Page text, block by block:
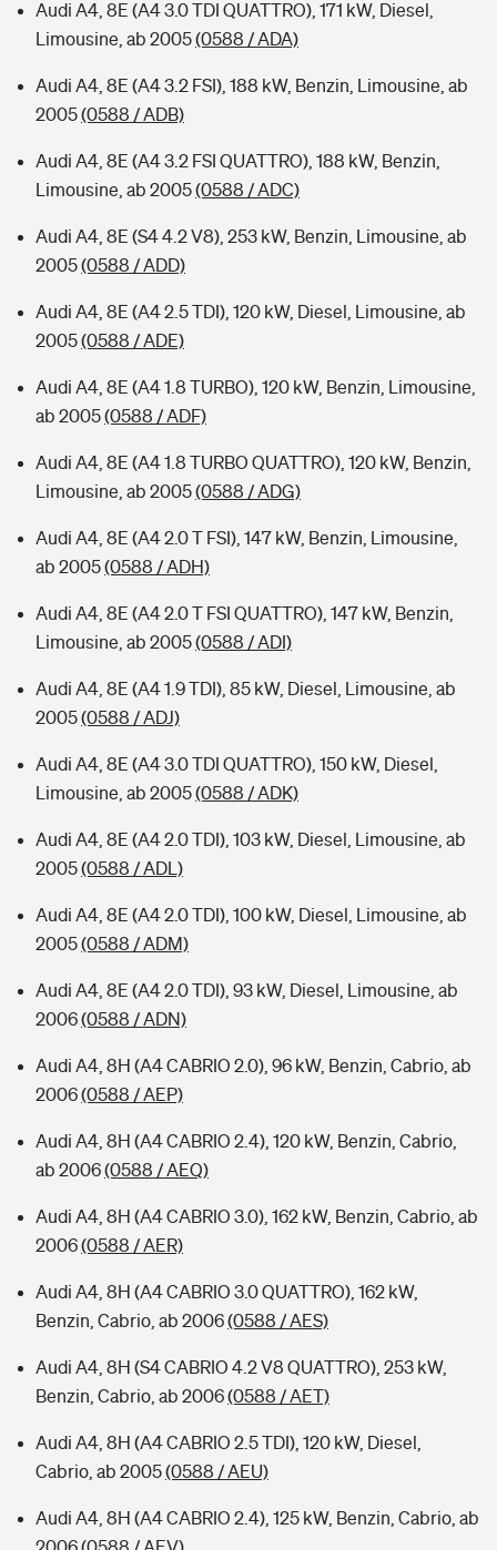
Audi A4, 8E (A4 3.0 TDI QUATTRO), 171 kW, Diesel,
Limousine, ab 2005(0588 / ADA)
Audi A4, 8E (A4 3.2 FSI), 188 kW, Benzin, Limousine, ab
2005(0588 / ADB)
Audi A4, 8E (A4 3.2 FSI QUATTRO), 188 kW, Benzin,
Limousine, ab 2005(0588 / ADC)
Audi A4, 8E (S4 4.2 V8), 253 kW, Benzin, Limousine, ab
2005(0588 / ADD)
Audi A4, 8E (A4 2.5 TDI), 120 kW, Diesel, Limousine, ab
2005(0588 / ADE)
Audi A4, 8E (A4 1.8 TURBO), 120 kW, Benzin, Limousine,
ab 2005(0588 / ADF)
Audi A4, 8E (A4 1.8 TURBO QUATTRO), 120 kW, Benzin,
Limousine, ab 2005(0588 / ADG)
Audi A4, 8E (A4 2.0 T FSI), 147 kW, Benzin, Limousine,
ab 2005(0588 / ADH)
Audi A4, 8E (A4 2.0 T FSI QUATTRO), 147 kW, Benzin,
Limousine, ab 2005(0588 / ADI)
Audi A4, 8E (A4 1.9 TDI), 85 kW, Diesel, Limousine, ab
2005(0588 / ADJ)
Audi A4, 8E (A4 3.0 TDI QUATTRO), 150 kW, Diesel,
Limousine, ab 2005(0588 / ADK)
Audi A4, 8E (A4 2.0 TDI), 103 kW, Diesel, Limousine, ab
2005(0588 / ADL)
Audi A4, 8E (A4 2.0 TDI), 100 kW, Diesel, Limousine, ab
2005(0588 / ADM)
Audi A4, 8E (A4 2.0 TDI), 93 kW, Diesel, Limousine, ab
2006(0588 / ADN)
Audi A4, 8H (A4 CABRIO 2.0), 96 kW, Benzin, Cabrio, ab
2006(0588 / AEP)
Audi A4, 8H (A4 CABRIO 2.4), 120 kW, Benzin, Cabrio,
ab 2006(0588 / AEQ)
Audi A4, 8H (A4 CABRIO 3.0), 162 kW, Benzin, Cabrio, ab
2006(0588 / AER)
Audi A4, 8H (A4 CABRIO 3.0 QUATTRO), 162 kW,
Benzin, Cabrio, ab 2006(0588 / AES)
Audi A4, 8H (S4 CABRIO 4.2 V8 QUATTRO), 253 kW,
Benzin, Cabrio, ab 2006(0588 / AET)
Audi A4, 8H (A4 CABRIO 2.5 TDI), 120 kW, Diesel,
Cabrio, ab 2005(0588 / AEU)
Audi A4, 8H (A4 CABRIO 2.4), 125 kW, Benzin, Cabrio, ab